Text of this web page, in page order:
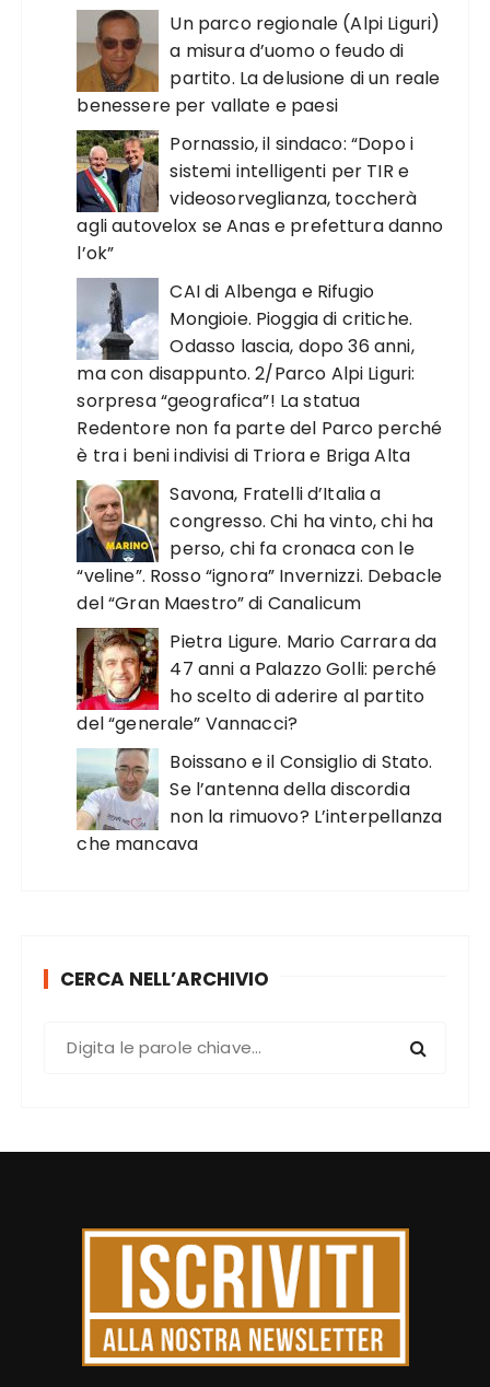
Un parco regionale (Alpi Liguri)
a misura d’uomo o feudo di
partito. La delusione di un reale
benessere per vallate e paesi
Pornassio, il sindaco: “Dopo i
sistemi intelligenti per TIR e
videosorveglianza, toccherà
agli autovelox se Anas e prefettura danno
l’ok”
CAI di Albenga e Rifugio
Mongioie. Pioggia di critiche.
Odasso lascia, dopo 36 anni,
ma con disappunto. 2/Parco Alpi Liguri:
sorpresa “geografica”! La statua
Redentore non fa parte del Parco perché
è tra i beni indivisi di Triora e Briga Alta
Savona, Fratelli d’Italia a
congresso. Chi ha vinto, chi ha
perso, chi fa cronaca con le
“veline”. Rosso “ignora” Invernizzi. Debacle
del “Gran Maestro” di Canalicum
Pietra Ligure. Mario Carrara da
47 anni a Palazzo Golli: perché
ho scelto di aderire al partito
del “generale” Vannacci?
Boissano e il Consiglio di Stato.
Se l’antenna della discordia
non la rimuovo? L’interpellanza
che mancava
CERCA NELL’ARCHIVIO